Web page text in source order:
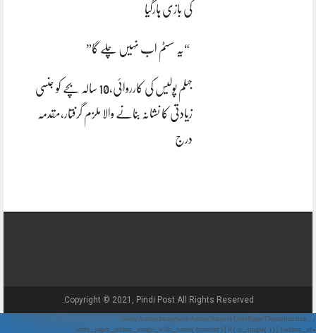
کی بازی ہارگیا
“یہ سسٹم اب نہیں چلے گا”
جہلم پولیس کی کارروائی،10 سالہ بچے کو جنسی
زیادتی کا نشانہ بنانے والا ملزم گرفتار،مقدمہ
درج
Copyright © 2021, Pindi Post All Rights Reserved.
// Show Author Image with Author Name in UrduPaper Theme function
urdu_paper_author_image_with_name($content) { if (is_single()) { $author_id =